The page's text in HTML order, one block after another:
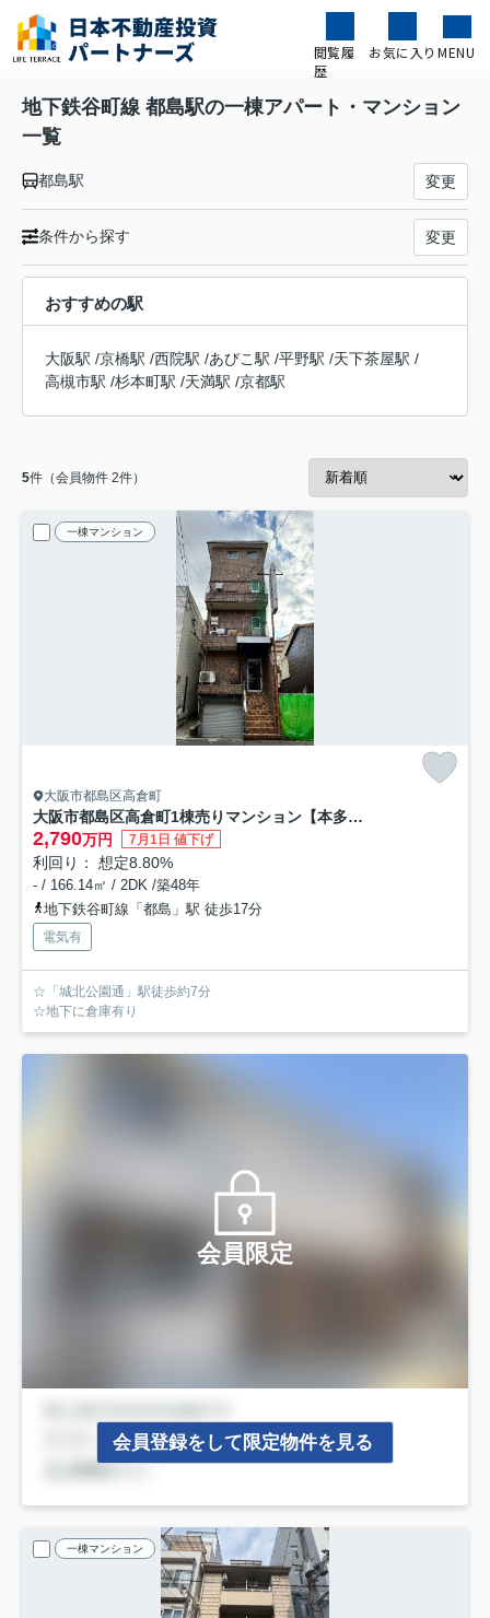
閲覧履
歴
お気に入り MENU
地下鉄谷町線 都島駅の一棟アパート・マンション
一覧
都島駅 変更
条件から探す 変更
おすすめの駅
大阪駅 /京橋駅 /西院駅 /あびこ駅 /平野駅 /天下茶屋駅 /
高槻市駅 /杉本町駅 /天満駅 /京都駅
5件（会員物件 2件）
一棟マンション
大阪市都島区高倉町
大阪市都島区高倉町1棟売りマンション【本多マンション】
2,790万円 7月1日 値下げ
利回り： 想定8.80%
- / 166.14㎡ / 2DK /築48年
地下鉄谷町線「都島」駅 徒歩17分
電気有
☆「城北公園通」駅徒歩約7分
☆地下に倉庫有り
会員限定
会員登録をして限定物件を見る
一棟マンション